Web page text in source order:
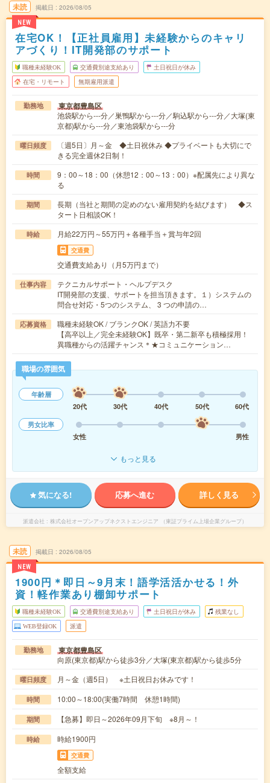
未読
NEW
掲載日 2026/08/05
在宅OK！【正社員雇用】未経験からのキャリ
アづくり！IT開発部のサポート
職種未経験OK 交通費別途支給あり 土日祝日が休み
在宅・リモート 無期雇用派遣
勤務地 東京都豊島区
池袋駅から---分／巣鴨駅から---分／駒込駅から---分／大塚(東
京都)駅から---分／東池袋駅から---分
曜日頻度
〔週5日〕月～金 ◆土日祝休み ◆プライベートも大切にで
きる完全週休2日制！
時間
9：00～18：00（休憩12：00～13：00）※配属先により異な
る
期間
長期（当社と期間の定めのない雇用契約を結びます） ◆ス
タート日相談OK！
時給 月給22万円～55万円＋各種手当＋賞与年2回
交通費
交通費支給あり（月5万円まで）
仕事内容
テクニカルサポート・ヘルプデスク
IT開発部の支援、サポートを担当頂きます。１）システムの
問合せ対応・5つのシステム、 3 つの申請の…
応募資格
職種未経験OK / ブランクOK / 英語力不要
【高卒以上／完全未経験OK】既卒・第二新卒も積極採用！
異職種からの活躍チャンス＊★コミュニケーション…
職場の雰囲気
年齢層
20代
30代 40代 50代
60代
男女比率
女性
男性
もっと見る
気になる! 応募へ進む 詳しく見る
派遣会社 株式会社オープンアップネクストエンジニア （東証プライム上場企業グループ）
未読
NEW
掲載日 2026/08/05
1900円＊即日～9月末！語学活活かせる！外
資！軽作業あり棚卸サポート
職種未経験OK 交通費別途支給あり 土日祝日が休み 残業なし
WEB登録OK 派遣
勤務地 東京都豊島区
向原(東京都)駅から徒歩3分／大塚(東京都)駅から徒歩5分
曜日頻度 月～金（週5日） ※土日祝日お休みです！
時間 10:00～18:00(実働7時間 休憩1時間)
期間 【急募】即日～2026年09月下旬 ※8月～！
時給 時給1900円
交通費
全額支給